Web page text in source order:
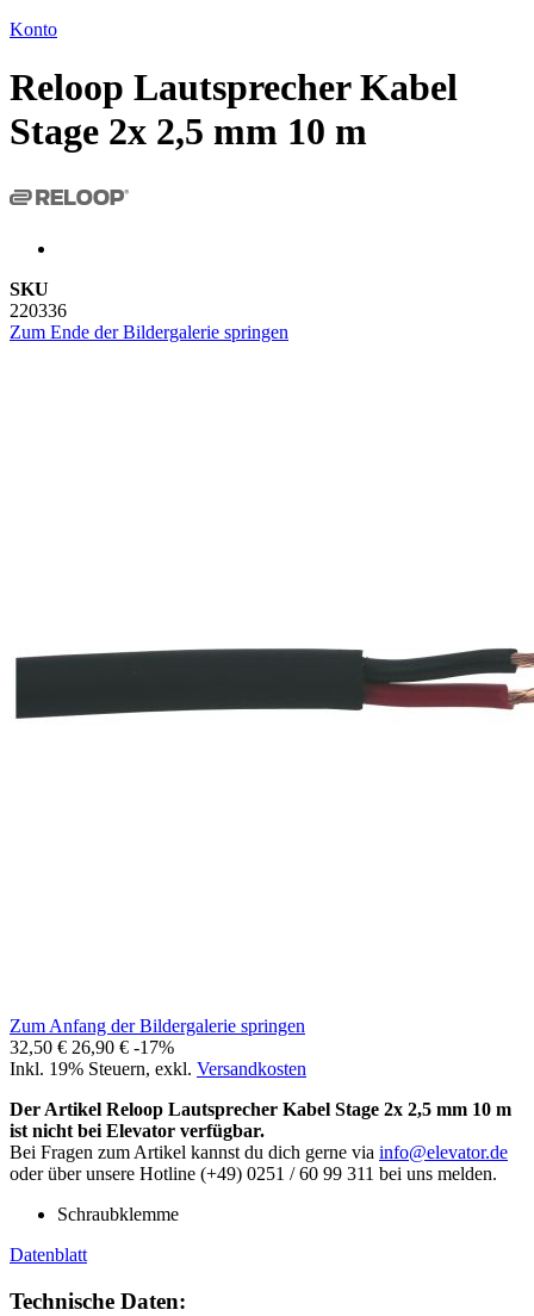
Konto
Reloop Lautsprecher Kabel
Stage 2x 2,5 mm 10 m
SKU
220336
Zum Ende der Bildergalerie springen
Zum Anfang der Bildergalerie springen
32,50 € 26,90 € -17%
Inkl. 19% Steuern, exkl. Versandkosten
Der Artikel Reloop Lautsprecher Kabel Stage 2x 2,5 mm 10 m
ist nicht bei Elevator verfügbar.
Bei Fragen zum Artikel kannst du dich gerne via info@elevator.de
oder über unsere Hotline (+49) 0251 / 60 99 311 bei uns melden.
Schraubklemme
Datenblatt
Technische Daten: